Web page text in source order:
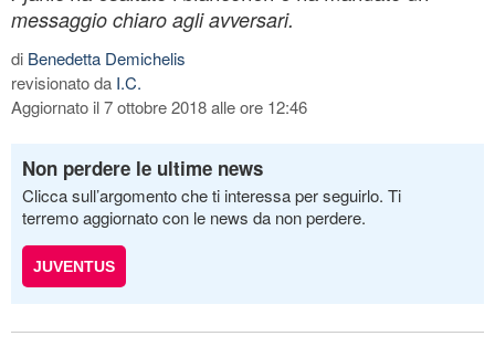
messaggio chiaro agli avversari.
di Benedetta Demichelis
revisionato da I.C.
Aggiornato il 7 ottobre 2018 alle ore 12:46
Non perdere le ultime news
Clicca sull’argomento che ti interessa per seguirlo. Ti
terremo aggiornato con le news da non perdere.
JUVENTUS